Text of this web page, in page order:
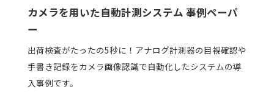
カメラを用いた自動計測システム 事例ペーパ
ー
出荷検査がたったの5秒に！アナログ計測器の目視確認や
手書き記録をカメラ画像認識で自動化したシステムの導
入事例です。